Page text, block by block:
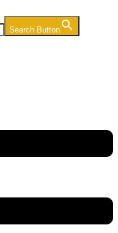
Search Button